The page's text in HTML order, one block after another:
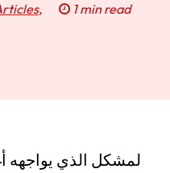
, 1 min read
لمشكل الذي يواجهه